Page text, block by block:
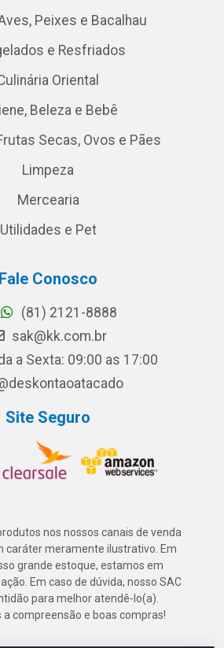
Peixes e Bacalhau
e Resfriados
Oriental
Beleza e Bebê
Secas, Ovos e Pães
Limpeza
Mercearia
Utilidades e Pet
Fale Conosco
(81) 2121-8888
sak@kk.com.br
a Sexta: 09:00 as 17:00
Site Seguro
nos nossos canais de venda
caráter meramente ilustrativo. Em
grande estoque, estamos em
Em caso de dúvida, nosso SAC
para melhor atendê-lo(a).
compreensão e boas compras!